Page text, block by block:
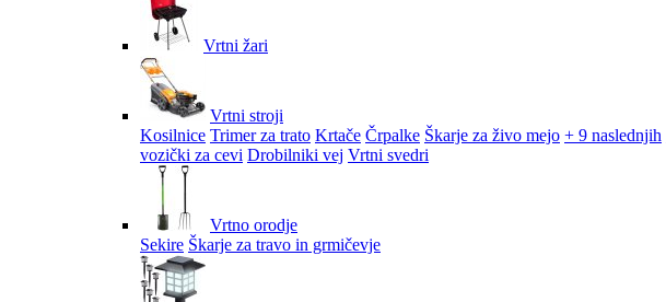
Vrtni žari
Vrtni stroji
Kosilnice Trimer za trato Krtače Črpalke Škarje za živo mejo + 9 naslednjih
vozički za cevi Drobilniki vej Vrtni svedri
Vrtno orodje
Sekire Škarje za travo in grmičevje